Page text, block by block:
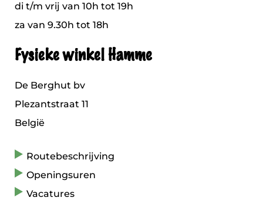
di t/m vrij van 10h tot 19h
za van 9.30h tot 18h
Fysieke winkel Hamme
De Berghut bv
Plezantstraat 11
België
Routebeschrijving
Openingsuren
Vacatures